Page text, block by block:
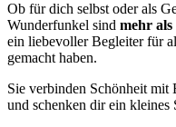
Ob für dich selbst oder als
Wunderfunkel sind mehr
ein liebevoller Begleiter für
gemacht haben.
Sie verbinden Schönheit
und schenken dir ein kleines